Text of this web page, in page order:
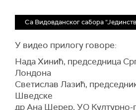
Са Видовданског сабора
У видео прилогу говоре:
Нада Хинић, председница
Лондона
Светислав Лазић,
Шведске
др Ана Шерер, УО Културно-